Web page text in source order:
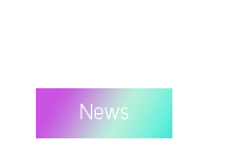
News